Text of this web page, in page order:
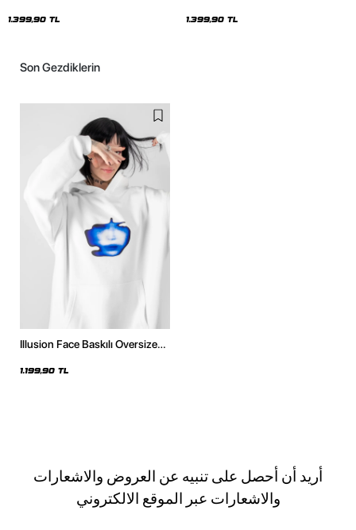
1.399,90 TL 1.399,90 TL
Son Gezdiklerin
Illusion Face Baskılı Oversize
1.199,90 TL
أريد أن أحصل على تنبيه عن العروض والاشعارات
والاشعارات عبر الموقع الالكتروني